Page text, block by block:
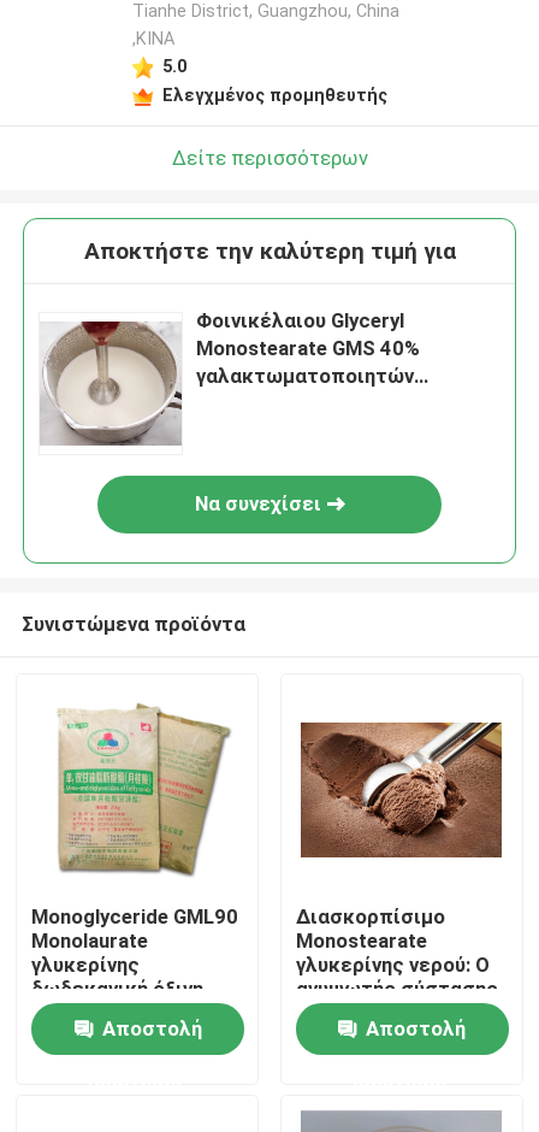
Σπίτι
Προϊόντα
Tianhe District, Guangzhou, China
,ΚΙΝΑ
5.0
Ελεγχμένος προμηθευτής
Δείτε περισσότερων
Αποκτήστε την καλύτερη τιμή για
Φοινικέλαιου Glyceryl
Monostearate GMS 40%
γαλακτωματοποιητών
Να συνεχίσει
Συνιστώμενα προϊόντα
Monoglyceride GML90
Monolaurate
γλυκερίνης
δωδεκανική όξινη
σκόνη για τα τρόφιμα
Αποστολή
Διασκορπίσιμο
Monostearate
γλυκερίνης νερού: Ο
ανυψωτής σύστασης
παγωτού για
κρεμώδη και ομαλό
παγωμένους
Αποστολή